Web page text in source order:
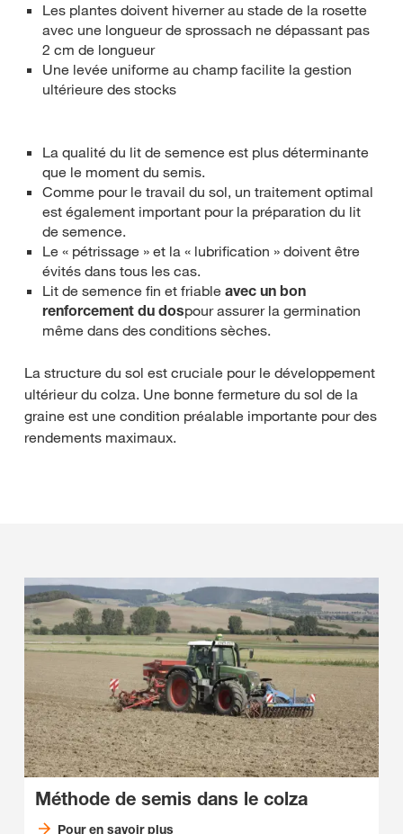
Les plantes doivent hiverner au stade de la rosette
avec une longueur de sprossach ne dépassant pas
2 cm de longueur
Une levée uniforme au champ facilite la gestion
ultérieure des stocks
La qualité du lit de semence est plus déterminante
que le moment du semis.
Comme pour le travail du sol, un traitement optimal
est également important pour la préparation du lit
de semence.
Le « pétrissage » et la « lubrification » doivent être
évités dans tous les cas.
Lit de semence fin et friable avec un bon
renforcement du dospour assurer la germination
même dans des conditions sèches.
La structure du sol est cruciale pour le développement
ultérieur du colza. Une bonne fermeture du sol de la
graine est une condition préalable importante pour des
rendements maximaux.
Méthode de semis dans le colza
Pour en savoir plus